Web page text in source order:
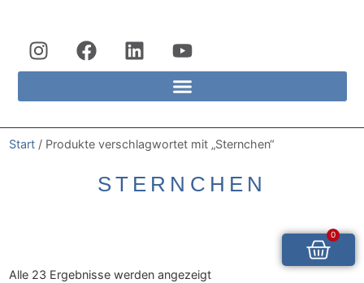
Start / Produkte verschlagwortet mit „Sternchen“
STERNCHEN
0
Alle 23 Ergebnisse werden angezeigt